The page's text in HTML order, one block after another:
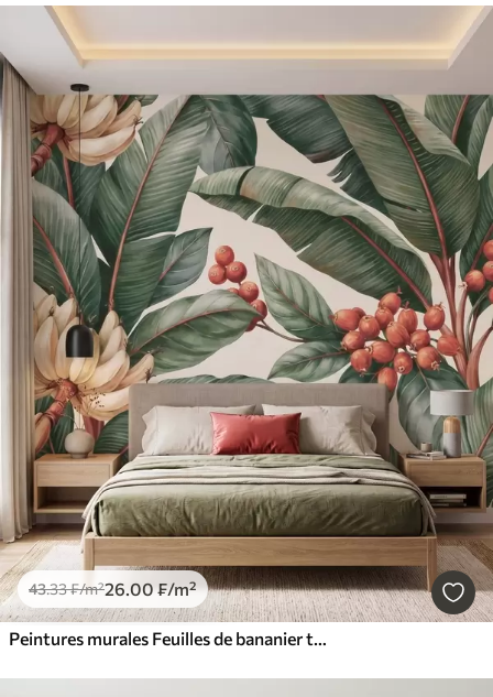
43.33₣/m²26.00₣/m²
Peintures murales Feuilles de bananier tropicales ornées de grappes de baies de café rouges, style aquarelle